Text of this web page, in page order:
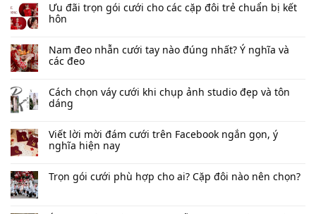
Ưu đãi trọn gói cưới cho các cặp đôi trẻ chuẩn bị kết
hôn
Nam đeo nhẫn cưới tay nào đúng nhất​? Ý nghĩa và
các đeo
Cách chọn váy cưới khi chụp ảnh studio đẹp và tôn
dáng
Viết lời mời đám cưới trên Facebook​ ngắn gọn, ý
nghĩa hiện nay
Trọn gói cưới phù hợp cho ai? Cặp đôi nào nên chọn?